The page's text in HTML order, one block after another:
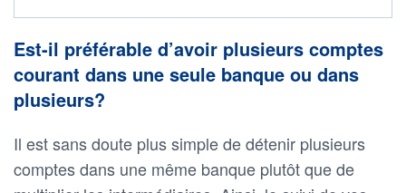
Est-il préférable d’avoir plusieurs comptes
courant dans une seule banque ou dans
plusieurs?
Il est sans doute plus simple de détenir plusieurs
comptes dans une même banque plutôt que de